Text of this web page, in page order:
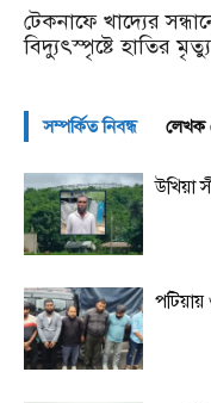
টেকনাফে খাদ্যের
বিদ্যুৎস্পৃষ্টে হাতির মৃত্যু
সম্পর্কিত নিবন্ধ লেখক
উখিয়া
পটিয়ায়